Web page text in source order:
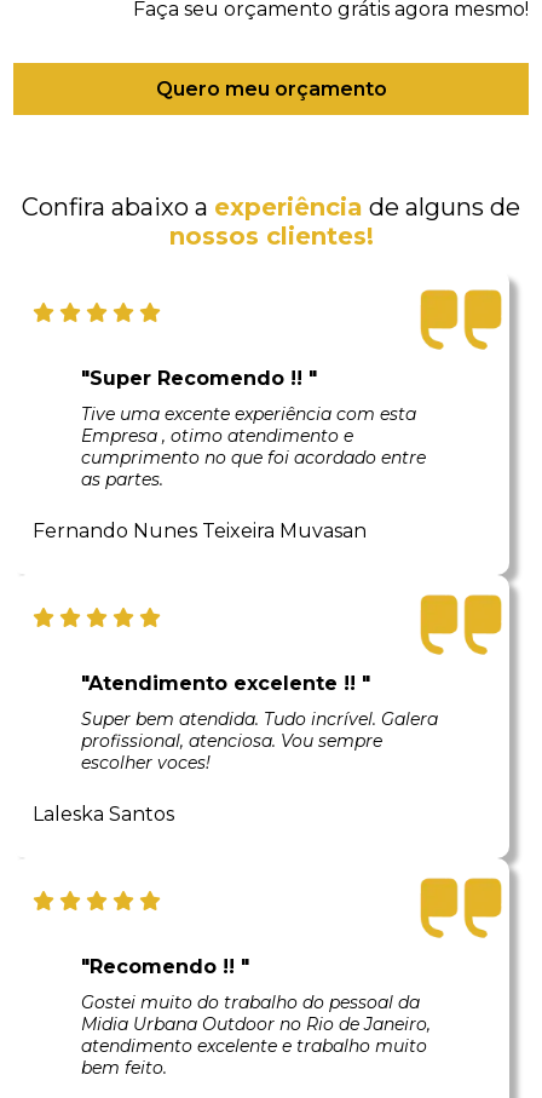
Faça seu orçamento grátis agora mesmo!
Quero meu orçamento
Confira abaixo a experiência de alguns de
nossos clientes!
"Super Recomendo !! "
Tive uma excente experiência com esta
Empresa , otimo atendimento e
cumprimento no que foi acordado entre
as partes.
Fernando Nunes Teixeira Muvasan
"Atendimento excelente !! "
Super bem atendida. Tudo incrível. Galera
profissional, atenciosa. Vou sempre
escolher voces!
Laleska Santos
"Recomendo !! "
Gostei muito do trabalho do pessoal da
Midia Urbana Outdoor no Rio de Janeiro,
atendimento excelente e trabalho muito
bem feito.